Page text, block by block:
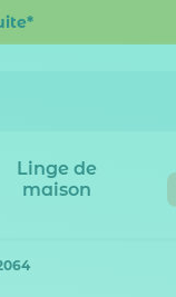
Linge de
maison